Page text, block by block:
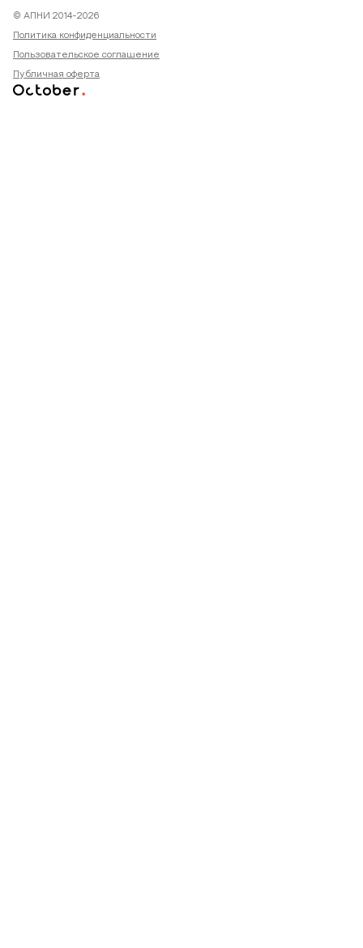
© АПНИ 2014-2026
Политика конфиденциальности
Пользовательское соглашение
Публичная оферта